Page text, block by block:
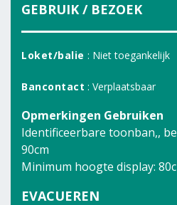
GEBRUIK / BEZOEK
Loket/balie : Niet toegankelijk
Bancontact : Verplaatsbaar
Opmerkingen Gebruiken
Identificeerbare toonban,,
90cm
Minimum hoogte display:
EVACUEREN